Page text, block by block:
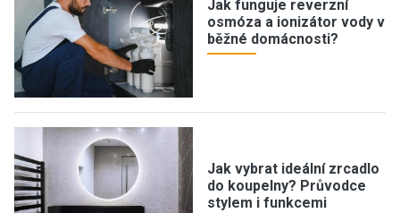
Jak funguje reverzní
osmóza a ionizátor vody v
běžné domácnosti?
Jak vybrat ideální zrcadlo
do koupelny? Průvodce
stylem i funkcemi